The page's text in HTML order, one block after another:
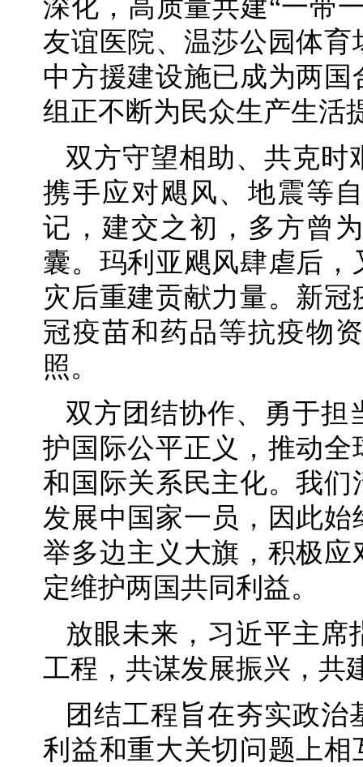
深化，高质量共建“一带
友谊医院、温莎公园体
中方援建设施已成为两
组正不断为民众生产生活
双方守望相助、共克时
携手应对飓风、地震等
记，建交之初，多方曾
囊。玛利亚飓风肆虐后
灾后重建贡献力量。新
冠疫苗和药品等抗疫物
照。
双方团结协作、勇于担
护国际公平正义，推动
和国际关系民主化。我
发展中国家一员，因此
举多边主义大旗，积极
定维护两国共同利益。
放眼未来，习近平主席
工程，共谋发展振兴，共
团结工程旨在夯实政
利益和重大关切问题上